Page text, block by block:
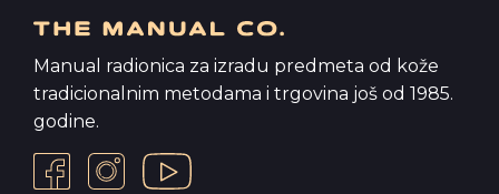
Manual radionica za izradu predmeta od kože
tradicionalnim metodama i trgovina još od 1985.
godine.